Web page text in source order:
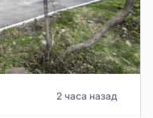
2 часа назад